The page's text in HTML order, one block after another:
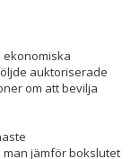
auktoriserade
om att bevilja
jämför bokslutet